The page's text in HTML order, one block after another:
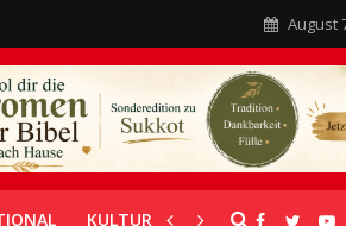
August
KULTUR UNTERSTÜTZUNG